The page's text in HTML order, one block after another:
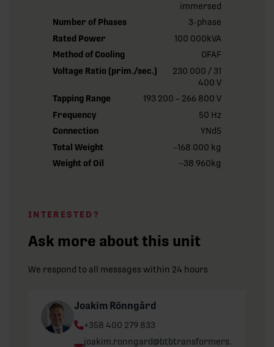
immersed
Number of Phases
3-phase
Rated Power
100 000kVA
Method of Cooling
OFAF
Voltage Ratio (prim./sec.)
230 000 / 31
400 V
Tapping Range
193 200 – 266 800 V
Frequency
50 Hz
Connection
YNd5
Total Weight
~168 000 kg
Weight of Oil
~38 960kg
INTERESTED?
Ask more about this unit
We respond to all messages within 24 hours
Joakim Rönngård
Phone:
+358 400 279 833
Email:
joakim.ronngard@btbtransformers.